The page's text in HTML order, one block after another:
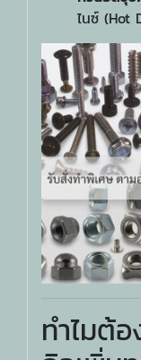
ไนซ์ (Hot
ทำไมต้